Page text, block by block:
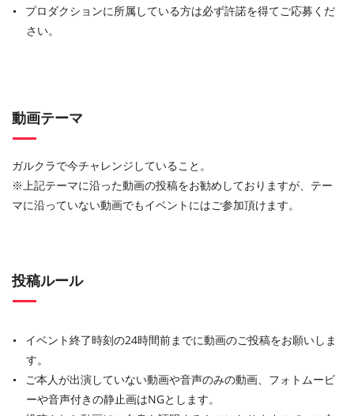
プロダクションに所属している方は必ず許諾を得てご応募くだ
さい。
動画テーマ
ガルクラで今チャレンジしていること。
※上記テーマに沿った動画の投稿をお勧めしておりますが、テー
マに沿っていない動画でもイベントにはご参加頂けます。
投稿ルール
イベント終了時刻の24時間前までに動画のご投稿をお願いしま
す。
ご本人が出演していない動画や音声のみの動画、フォトムービ
ーや音声付きの静止画はNGとします。